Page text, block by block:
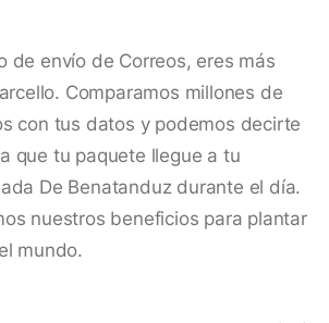
de envío de Correos, eres más
Comparamos millones de
con tus datos y podemos decirte
que tu paquete llegue a tu
De Benatanduz durante el día.
nuestros beneficios para plantar
mundo.